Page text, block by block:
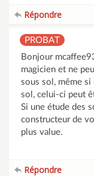
Répondre
PROBAT
Bonjour
magicien et ne
sous sol, même
sol, celui-ci peut
Si une étude des
constructeur de
plus value.
Répondre